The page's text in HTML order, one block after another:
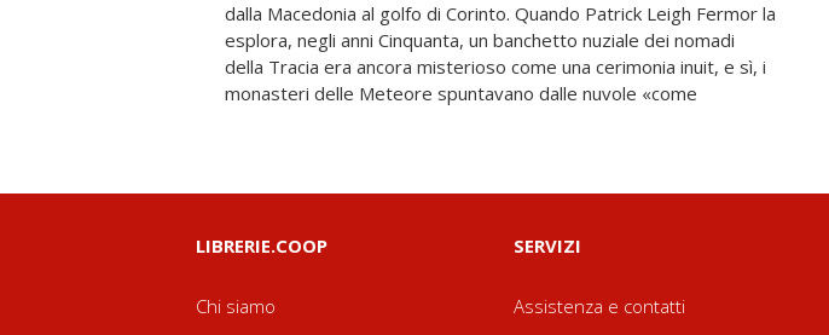
dalla Macedo­nia al golfo di Corinto. Quando Patrick Leigh Fermor la
esplora, negli anni Cin­quanta, un banchetto nuziale dei nomadi
della Tracia era ancora misterioso come una cerimonia inuit, e sì, i
monasteri delle Meteore spuntavano dalle nuvole «come
ha sa­puto evocare, con la sua commistione in­confondibile di
etnografia e intrattenimen­to, sopravvive intatta nei suoi libri – uno
LIBRERIE.COOP
Chi siamo
SERVIZI
Assistenza e contatti